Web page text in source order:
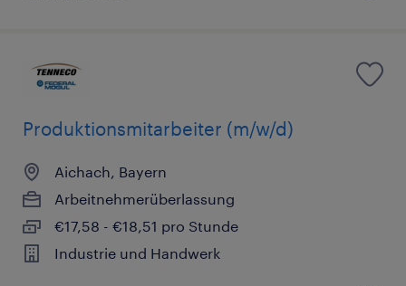
Produktionsmitarbeiter (m/w/d)
Aichach, Bayern
Arbeitnehmerüberlassung
€17,58 - €18,51 pro Stunde
Industrie und Handwerk